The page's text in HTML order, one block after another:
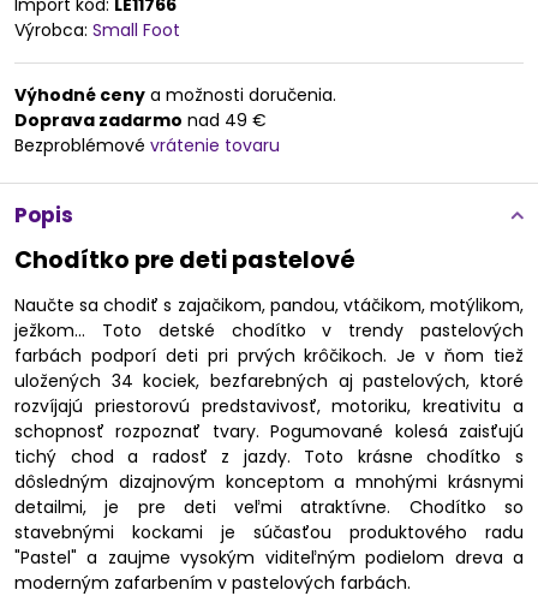
Import kód: LE11766
Výrobca: Small Foot
Výhodné ceny a možnosti doručenia.
Doprava zadarmo nad 49 €
Bezproblémové vrátenie tovaru
Popis
Chodítko pre deti pastelové
Naučte sa chodiť s zajačikom, pandou, vtáčikom, motýlikom,
ježkom... Toto detské chodítko v trendy pastelových
farbách podporí deti pri prvých krôčikoch. Je v ňom tiež
uložených 34 kociek, bezfarebných aj pastelových, ktoré
rozvíjajú priestorovú predstavivosť, motoriku, kreativitu a
schopnosť rozpoznať tvary. Pogumované kolesá zaisťujú
tichý chod a radosť z jazdy. Toto krásne chodítko s
dôsledným dizajnovým konceptom a mnohými krásnymi
detailmi, je pre deti veľmi atraktívne. Chodítko so
stavebnými kockami je súčasťou produktového radu
"Pastel" a zaujme vysokým viditeľným podielom dreva a
moderným zafarbením v pastelových farbách.